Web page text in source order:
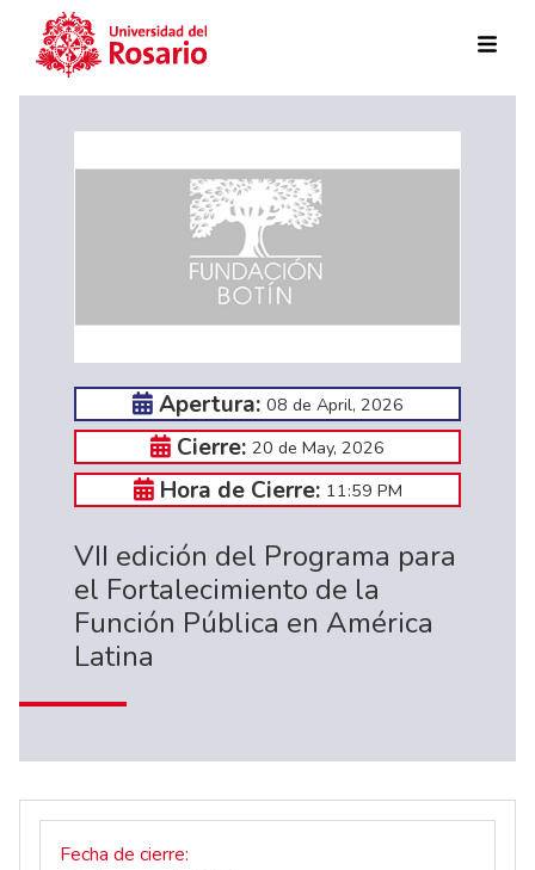
Apertura: 08 de April, 2026
Cierre: 20 de May, 2026
Hora de Cierre: 11:59 PM
VII edición del Programa para
el Fortalecimiento de la
Función Pública en América
Latina
Fecha de cierre